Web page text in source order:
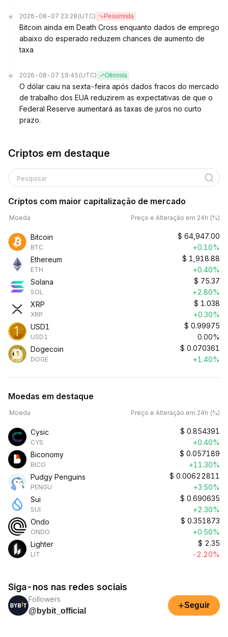
2026-08-07 23:28 (UTC) Pessimista
Bitcoin ainda em Death Cross enquanto dados de emprego
abaixo do esperado reduzem chances de aumento de
taxa
2026-08-07 19:45 (UTC) Otimista
O dólar caiu na sexta-feira após dados fracos do mercado
de trabalho dos EUA reduzirem as expectativas de que o
Federal Reserve aumentará as taxas de juros no curto
prazo.
Criptos em destaque
Pesquisar
Criptos com maior capitalização de mercado
Moeda Preço e Alteração em 24h (%)
Bitcoin
BTC
$ 64,947.00
+0.10%
Ethereum
ETH
$ 1,918.88
+0.40%
Solana
SOL
$ 75.37
+2.80%
XRP
XRP
$ 1.038
+0.30%
USD1
USD1
$ 0.99975
0.00%
Dogecoin
DOGE
$ 0.070361
+1.40%
Moedas em destaque
Moeda Preço e Alteração em 24h (%)
Cysic
CYS
$ 0.854391
+0.40%
Biconomy
BICO
$ 0.057189
+11.30%
Pudgy Penguins
PENGU
$ 0.00622811
+3.50%
Sui
SUI
$ 0.690635
+2.30%
Ondo
ONDO
$ 0.351873
+0.50%
Lighter
LIT
$ 2.35
-2.20%
Siga-nos nas redes sociais
Followers
@bybit_official
+Seguir